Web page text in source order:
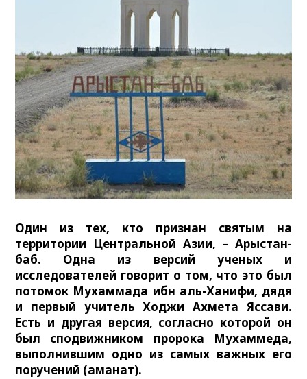
Один из тех, кто признан святым на
территории Центральной Азии, – Арыстан-
баб. Одна из версий ученых и
исследователей говорит о том, что это был
потомок Мухаммада ибн аль-Ханифи, дядя
и первый учитель Ходжи Ахмета Яссави.
Есть и другая версия, согласно которой он
был сподвижником пророка Мухаммеда,
выполнившим одно из самых важных его
поручений (аманат).